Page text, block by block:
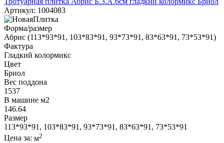
Артикул: 1004083
Форма/размер
Абрис (113*93*91, 103*83*91, 93*73*91, 83*63*91, 73*53*91)
Фактура
Гладкий колормикс
Цвет
Бриол
Вес поддона
1537
В машине м2
146.64
Размер
113*93*91, 103*83*91, 93*73*91, 83*63*91, 73*53*91
Цена за: м2